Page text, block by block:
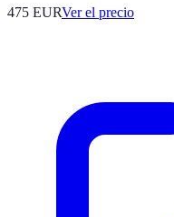
475 EURVer el precio